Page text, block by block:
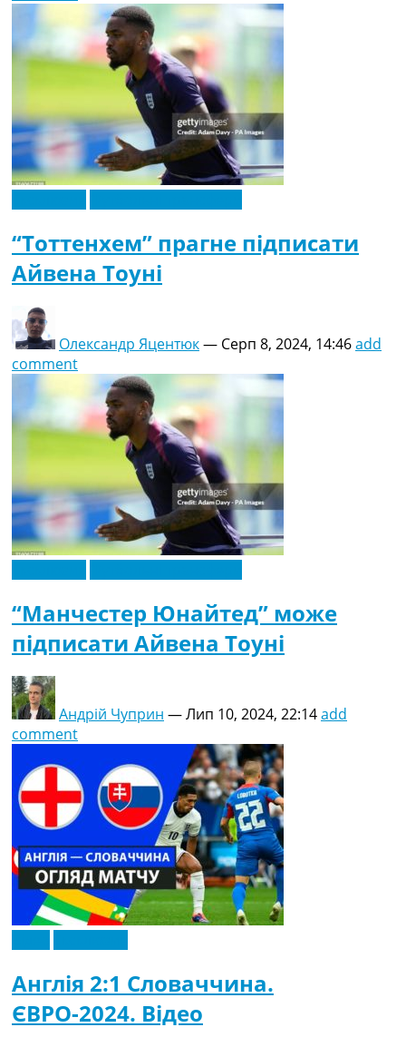
“Тоттенхем” прагне підписати
Айвена Тоуні
Олександр Яцентюк— Серп 8, 2024, 14:46add
comment
“Манчестер Юнайтед” може
підписати Айвена Тоуні
Андрій Чуприн —Лип 10, 2024, 22:14add
comment
Англія 2:1 Словаччина.
ЄВРО-2024. Відео